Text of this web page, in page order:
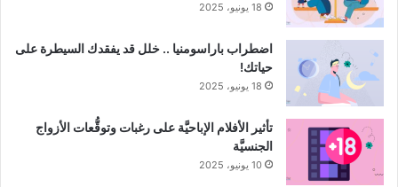
18 يونيو، 2025
اضطراب باراسومنيا .. خلل قد يفقدك السيطرة على
حياتك!
18 يونيو، 2025
تأثير الأفلام الإباحيَّة على رغبات وتوقُّعات الأزواج
الجنسيَّة
10 يونيو، 2025